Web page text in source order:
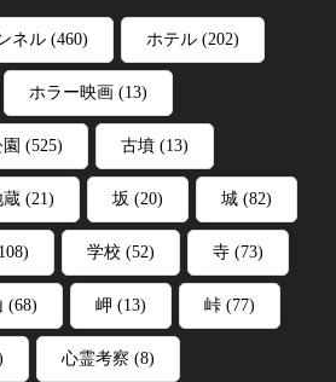
ネル (460) ホテル (202)
ホラー映画 (13)
(525) 古墳 (13)
蔵 (21) 坂 (20) 城 (82)
学校 (52) 寺 (73)
(68) 岬 (13) 峠 (77)
心霊考察 (8)